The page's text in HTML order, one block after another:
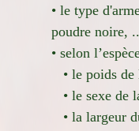
• le type
poudre noire,
• selon
• le poids de
• le sexe de
• la largeur